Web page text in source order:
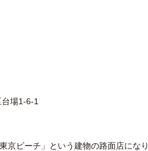
場1-6-1
京ビーチ」という建物の路面店になり